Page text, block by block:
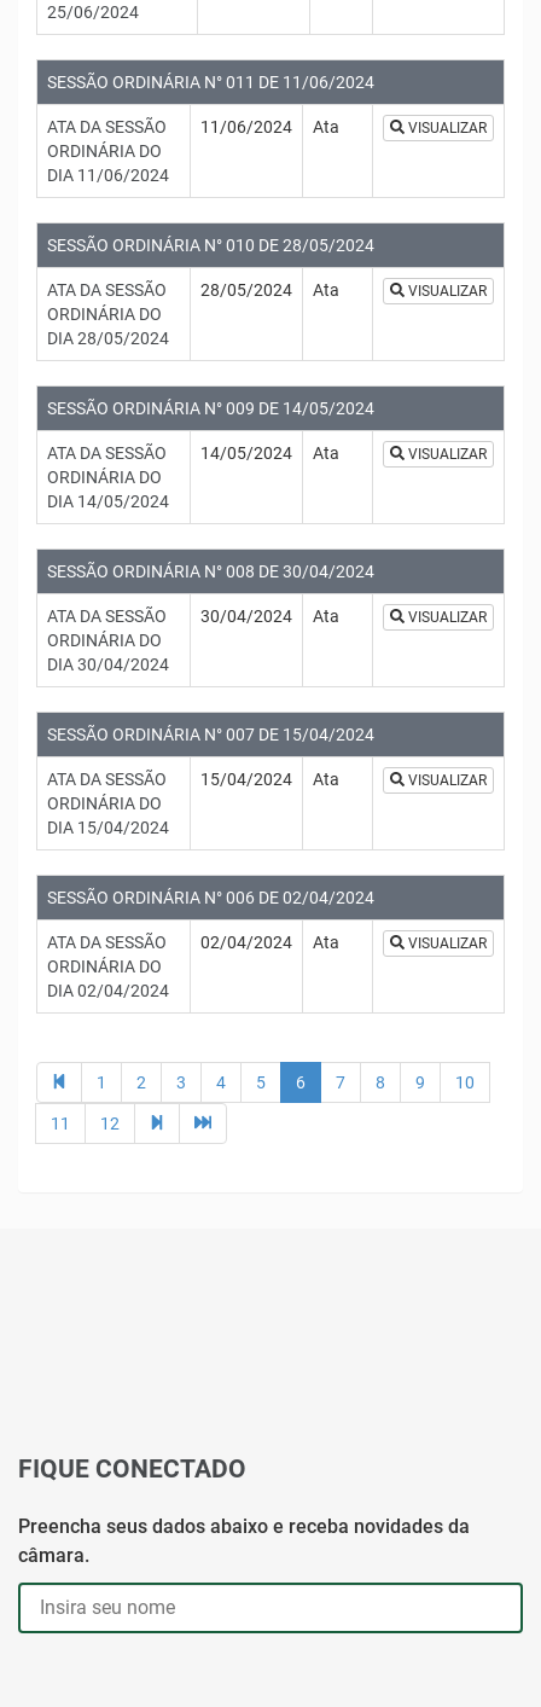
25/06/2024
SESSÃO ORDINÁRIA N° 011 DE 11/06/2024
ATA DA SESSÃO
ORDINÁRIA DO
DIA 11/06/2024
11/06/2024 Ata VISUALIZAR
SESSÃO ORDINÁRIA N° 010 DE 28/05/2024
ATA DA SESSÃO
ORDINÁRIA DO
DIA 28/05/2024
28/05/2024 Ata VISUALIZAR
SESSÃO ORDINÁRIA N° 009 DE 14/05/2024
ATA DA SESSÃO
ORDINÁRIA DO
DIA 14/05/2024
14/05/2024 Ata VISUALIZAR
SESSÃO ORDINÁRIA N° 008 DE 30/04/2024
ATA DA SESSÃO
ORDINÁRIA DO
DIA 30/04/2024
30/04/2024 Ata VISUALIZAR
SESSÃO ORDINÁRIA N° 007 DE 15/04/2024
ATA DA SESSÃO
ORDINÁRIA DO
DIA 15/04/2024
15/04/2024 Ata VISUALIZAR
SESSÃO ORDINÁRIA N° 006 DE 02/04/2024
ATA DA SESSÃO
ORDINÁRIA DO
DIA 02/04/2024
02/04/2024 Ata VISUALIZAR
1 2 3 4 5 6 7 8 9 10
11 12
FIQUE CONECTADO
Preencha seus dados abaixo e receba novidades da
câmara.